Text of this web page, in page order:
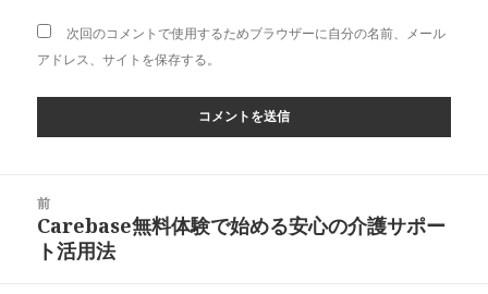
次回のコメントで使用するためブラウザーに自分の名前、メール
アドレス、サイトを保存する。
前
前
の
Carebase無料体験で始める安心の介護サポー
ト活用法